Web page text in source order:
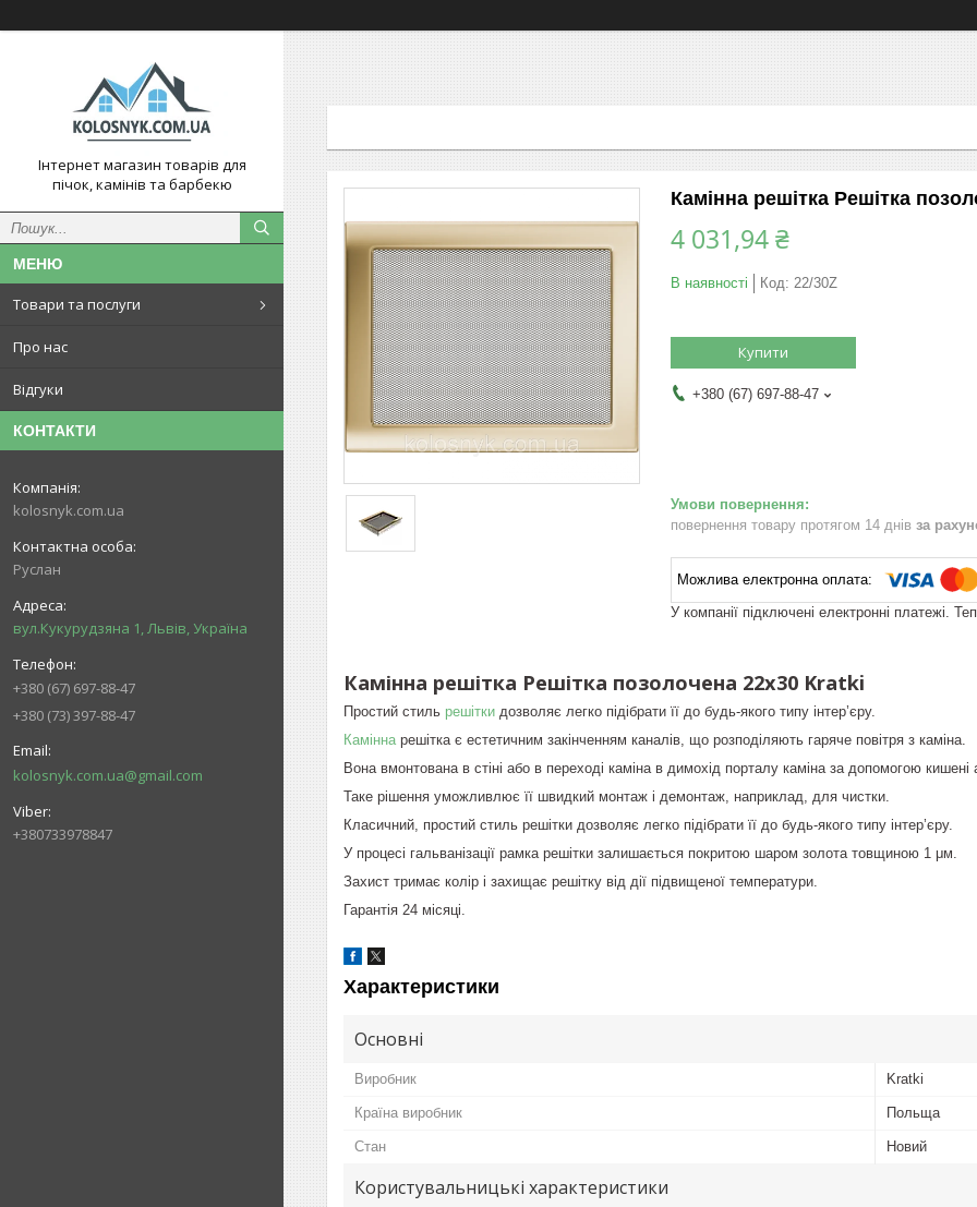
Інтернет магазин товарів для
пічок, камінів та барбекю
Товари та послуги
Про нас
Відгуки
КОНТАКТИ
kolosnyk.com.ua
Руслан
вул.Кукурудзяна 1, Львів, Україна
+380 (67) 697-88-47
+380 (73) 397-88-47
kolosnyk.com.ua@gmail.com
+380733978847
Камінна решітка Решітка
4 031,94 ₴
В наявності Код: 22/30Z
Купити
+380 (67) 697-88-47
повернення товару протягом 14 днів за
У компанії підключені електронні платежі.
Камінна решітка Решітка позолочена 22x30 Kratki
Простий стиль решітки дозволяє легко підібрати її до будь-якого типу інтер’єру.
Камінна решітка є естетичним закінченням каналів, що розподіляють гаряче повітря з каміна.
Вона вмонтована в стіні або в переході каміна в димохід порталу каміна за допомогою кишені
Таке рішення уможливлює її швидкий монтаж і демонтаж, наприклад, для чистки.
Класичний, простий стиль решітки дозволяє легко підібрати її до будь-якого типу інтер’єру.
У процесі гальванізації рамка решітки залишається покритою шаром золота товщиною 1 μм.
Захист тримає колір і захищає решітку від дії підвищеної температури.
Гарантія 24 місяці.
Характеристики
Основні
Виробник Kratki
Країна виробник Польща
Стан Новий
Користувальницькі характеристики